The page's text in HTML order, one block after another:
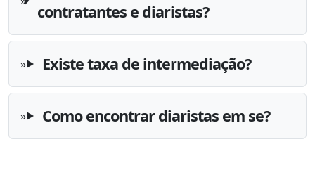
contratantes e diaristas?
Existe taxa de intermediação?
Como encontrar diaristas em se?